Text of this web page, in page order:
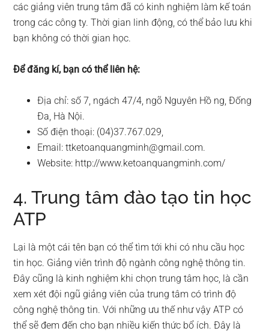
các giảng viên trung tâm đã có kinh nghiệm làm kế toán
trong các công ty. Thời gian linh động, có thể bảo lưu khi
bạn không có thời gian học.
Để đăng kí, bạn có thể liên hệ:
Địa chỉ: số 7, ngách 47/4, ngõ Nguyên Hồ ng, Đống
Đa, Hà Nội.
Số điện thoại: (04)37.767.029,
Email:ttketoanquangminh@gmail.com.
Website: http://www.ketoanquangminh.com/
4. Trung tâm đào tạo tin học
ATP
Lại là một cái tên bạn có thể tìm tới khi có nhu cầu học
tin học. Giảng viên trình độ ngành công nghệ thông tin.
Đây cũng là kinh nghiệm khi chọn trung tâm học, là cần
xem xét đội ngũ giảng viên của trung tâm có trình độ
công nghệ thông tin. Với những ưu thế như vậy ATP có
thể sẽ đem đến cho bạn nhiều kiến thức bổ ích. Đây là